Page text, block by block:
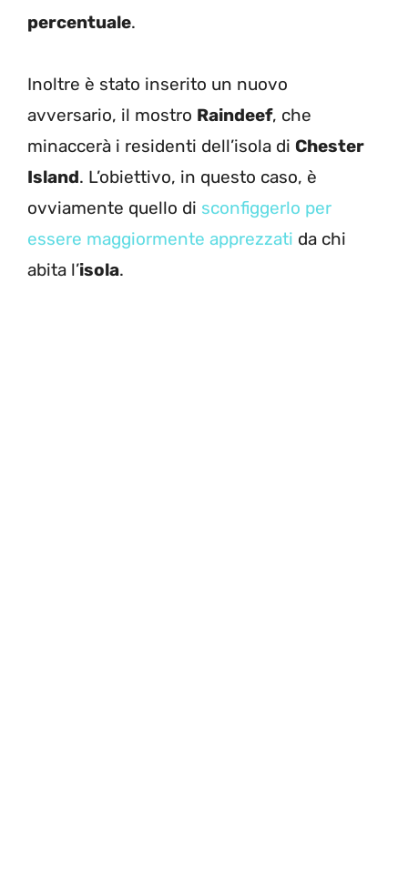
percentuale.
Inoltre è stato inserito un nuovo
avversario, il mostro Raindeef, che
minaccerà i residenti dell’isola di Chester
Island. L’obiettivo, in questo caso, è
ovviamente quello di sconfiggerlo per
essere maggiormente apprezzati da chi
abita l’isola.